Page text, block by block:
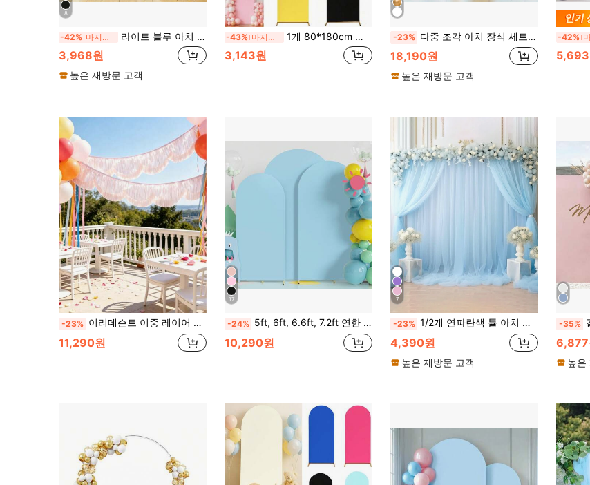
8
-42% 마지막 3일 라이트 블루 아치 백드롭, 5ft, 6ft, 6.6ft, 7.2ft, 7.87ft 웨딩 아치 커버 2개 스판덱스 패브릭 아치 백드롭 돔 아치 백드롭 패브릭 생일 파티 웨딩 아치 프레임 장식에 적합 (아치 프레임 미포함, 패브릭 백드롭만 포함)
3,968원
높은 재방문 고객
-43% 마지막 3일 1개 80*180cm 탄성 아치 배경 커버, 베이지/아이보리/연분홍 파티 배경 천, 웨딩 아치 커버, 웨딩 파티 아치 천 패널, 배경 장식, 생일, 파티, 브라이덜 샤워, 성별 공개, 정원 야외 행사, 명절 선물, 개학, 세척 및 재사용 가능 (아치 스탠드 미포함)
3,143원
-23% 다중 조각 아치 장식 세트, 자유롭게 조합 가능한 2개 및 3개 아치 커버, 웨딩 파빌리온, 정원 프레임, 파티에 적합, 골드 풍선 아치 프레임, 웨딩 세레모니 아치, 금속 아치 배경 프레임, 신부 샤워, 생일 파티, 할로윈, 크리스마스, 골드 장식 문 프레임에 적합
18,190원
높은 재방문 고객
-42%
5,693
-23% 이리데슨트 이중 레이어 웨이브 레인 실크 배너, 반원형 술 장식 행잉 커튼 백드롭, 행잉 술 장식, 생일 파티 및 웨딩 배경 장식에 적합
11,290원
17
-24% 5ft, 6ft, 6.6ft, 7.2ft 연한 파란색 아치 배경, 양면 스판덱스 소재 아치 배경 캐노피 웨딩, 생일 파티 아치 장식용 (아치 프레임 미포함, 천 배경만)
10,290원
7
-23% 1/2개 연파란색 튤 아치 패브릭, 파티 배경용 오르간자 커튼, 웨딩 메시 발란스 아치 튤 커튼, 웨딩 파티 장식, 배경 천, 베이비 샤워 장식 성별 공개 장식 신부 샤워 장식 생일 파티 장식 배경 장식 용품, 웨딩 용품 웨딩 아치웨이 직물, 포토 부스 배경 장식 오르간자, 어머니 날 장식, 무대 장식 메시 거즈, 웨딩 호의품, (클립 포함)
4,390원
높은 재방문 고객
-35%
6,877
높은